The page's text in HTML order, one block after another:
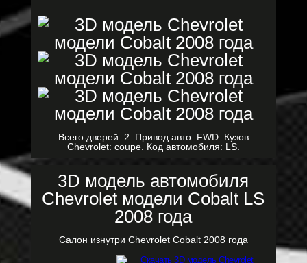
Всего дверей: 2. Привод авто: FWD. Кузов
Chevrolet: coupe. Код автомобиля: LS.
3D модель автомобиля
Chevrolet модели Cobalt LS
2008 года
Салон изнутри Chevrolet Cobalt 2008 года